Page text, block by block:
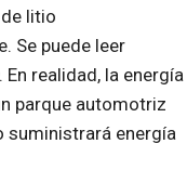
litio
Se puede leer
En realidad, la energía
parque automotriz
suministrará energía